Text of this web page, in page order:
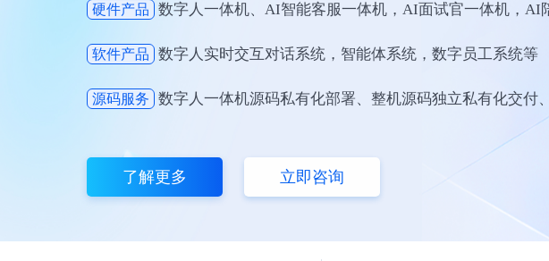
硬件产品 数字人一体机、AI智能客服一体机，AI面试官一体机，AI
软件产品 数字人实时交互对话系统，智能体系统，数字员工系统等
源码服务 数字人一体机源码私有化部署、整机源码独立私有化交付
了解更多 立即咨询